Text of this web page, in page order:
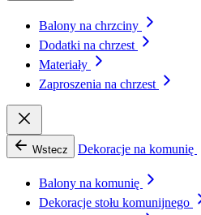
Balony na chrzciny
Dodatki na chrzest
Materiały
Zaproszenia na chrzest
Wstecz Dekoracje na komunię
Balony na komunię
Dekoracje stołu komunijnego